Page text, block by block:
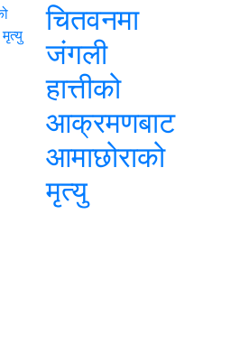
चितवनमा
जंगली
हात्तीको
आक्रमणबाट
आमाछोराको
मृत्यु